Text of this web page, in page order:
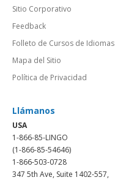
Sitio Corporativo
Feedback
Folleto de Cursos de Idiomas
Mapa del Sitio
Política de Privacidad
Llámanos
USA
1-866-85-LINGO
(1-866-85-54646)
1-866-503-0728
347 5th Ave, Suite 1402-557,